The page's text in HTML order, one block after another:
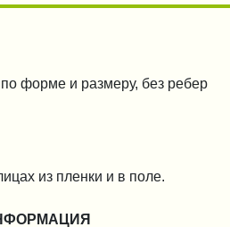
форме и размеру, без ребер
из пленки и в поле.